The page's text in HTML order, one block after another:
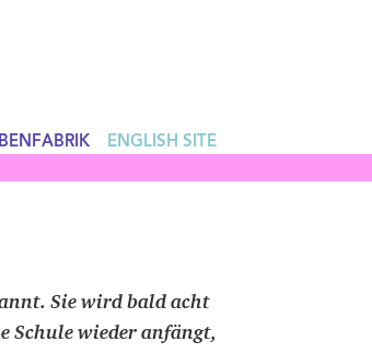
ENGLISH SITE
Sie wird bald acht
Schule wieder anfängt,